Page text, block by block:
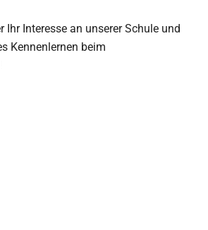
Ihr Interesse an unserer Schule und
Kennenlernen beim